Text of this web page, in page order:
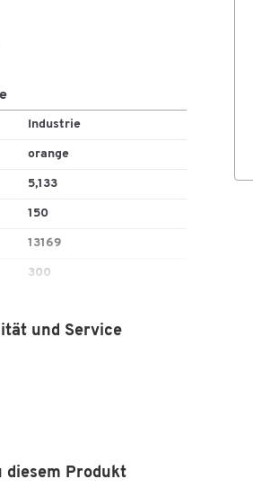
Industrie
orange
5,133
150
13169
300
und Service
diesem Produkt